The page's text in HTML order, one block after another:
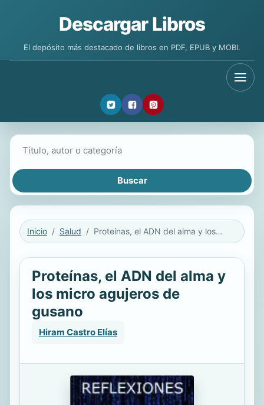
Descargar Libros
El depósito más destacado de libros en PDF, EPUB y MOBI.
Inicio Salud Proteínas, el ADN del alma y los micro agujeros de gusano
Proteínas, el ADN del alma y
los micro agujeros de
gusano
Hiram Castro Elías